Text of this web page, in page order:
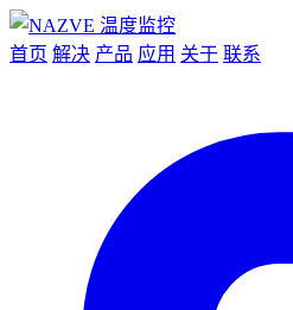
首页 解决 产品 应用 关于 联系